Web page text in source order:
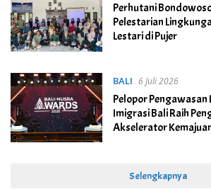
Perhutani
Pelestarian
Lestari di Pujer
BALI 6 Juli 2026
Pelopor
Imigrasi Bali Raih
Akselerator
Selengkapnya